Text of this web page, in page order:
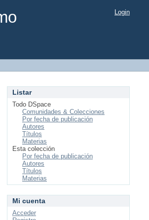
Login
Listar
Todo DSpace
Comunidades & Colecciones
Por fecha de publicación
Autores
Títulos
Materias
Esta colección
Por fecha de publicación
Autores
Títulos
Materias
Mi cuenta
Acceder